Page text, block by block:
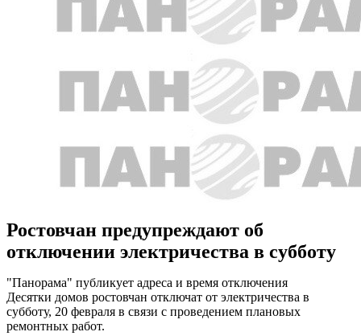
Ростовчан предупреждают об
отключении электричества в субботу
"Панорама" публикует адреса и время отключения
Десятки домов ростовчан отключат от электричества в
субботу, 20 февраля в связи с проведением плановых
ремонтных работ.